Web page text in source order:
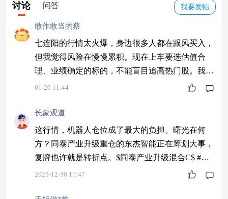
我要发帖
讨论 问答
敢作敢当的蔡
七连阳的行情太火爆，身边很多人都在跟风买入，
但我觉得风险在慢慢累积。现在上车要选估值合
理、业绩确定的标的，不能盲目追高热门股。我打
算小仓位试错，等回调到位再加大投入。 #2026我
01-20 11:44
长象观道
这行情，机器人仓位成了最大的负担。曙光在何
方？同泰产业升级重仓的东杰智能正在筹划大事，
复牌也许就是转折点。$同泰产业升级混合C$ #商
业航天赛道爆火：2026年行业或迎质变#
2025-12-30 11:47